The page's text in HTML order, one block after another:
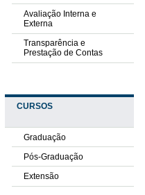
Avaliação Interna e
Externa
Transparência e
Prestação de Contas
CURSOS
Graduação
Pós-Graduação
Extensão